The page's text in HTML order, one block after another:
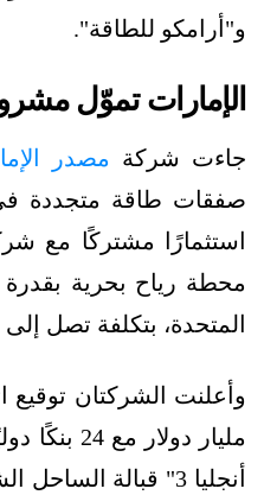
و"أرامكو للطاقة".
الإمارات تموّل
جاءت شركة مصدر
استثمارًا مشتركًا مع
المتحدة، بتكلفة تصل إلى 6.1 مليار دولار.
مليار
أنجليا 3" قبالة